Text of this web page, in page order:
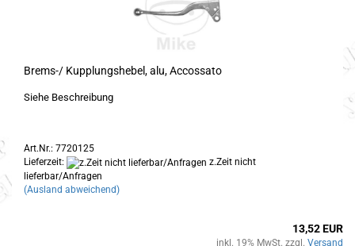
Brems-/ Kupplungshebel, alu, Accossato
Siehe Beschreibung
Art.Nr.: 7720125
Lieferzeit:
z.Zeit nicht
lieferbar/Anfragen
(Ausland abweichend)
13,52 EUR
inkl. 19% MwSt. zzgl. Versand